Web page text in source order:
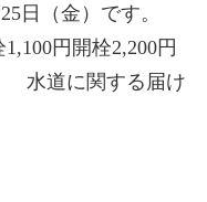
日（金）です。
円開栓2,200円
関する届け